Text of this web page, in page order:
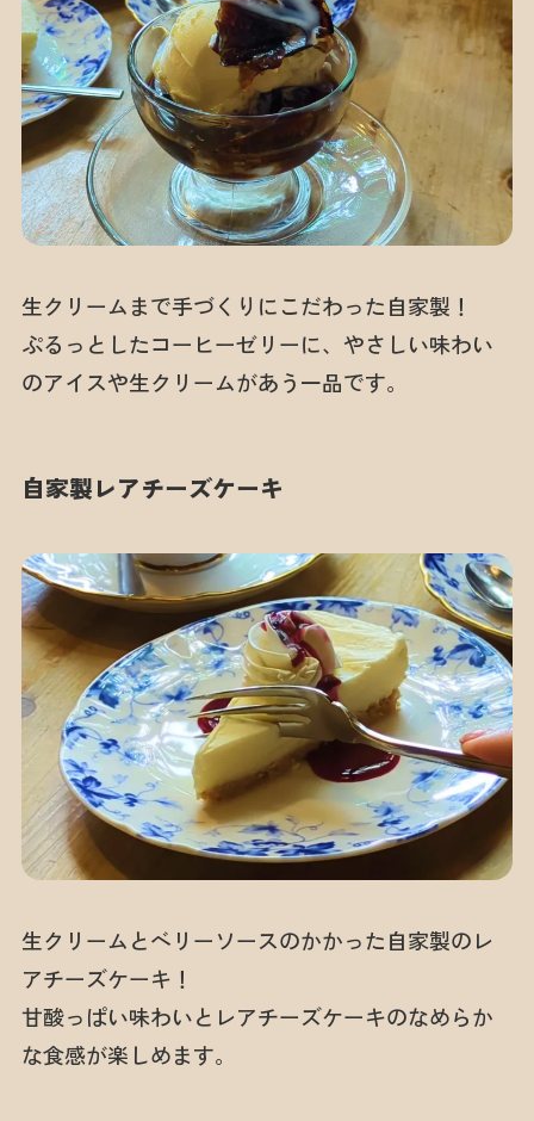
生クリームまで手づくりにこだわった自家製！
ぷるっとしたコーヒーゼリーに、やさしい味わい
のアイスや生クリームがあう一品です。
自家製レアチーズケーキ
生クリームとベリーソースのかかった自家製のレ
アチーズケーキ！
甘酸っぱい味わいとレアチーズケーキのなめらか
な食感が楽しめます。